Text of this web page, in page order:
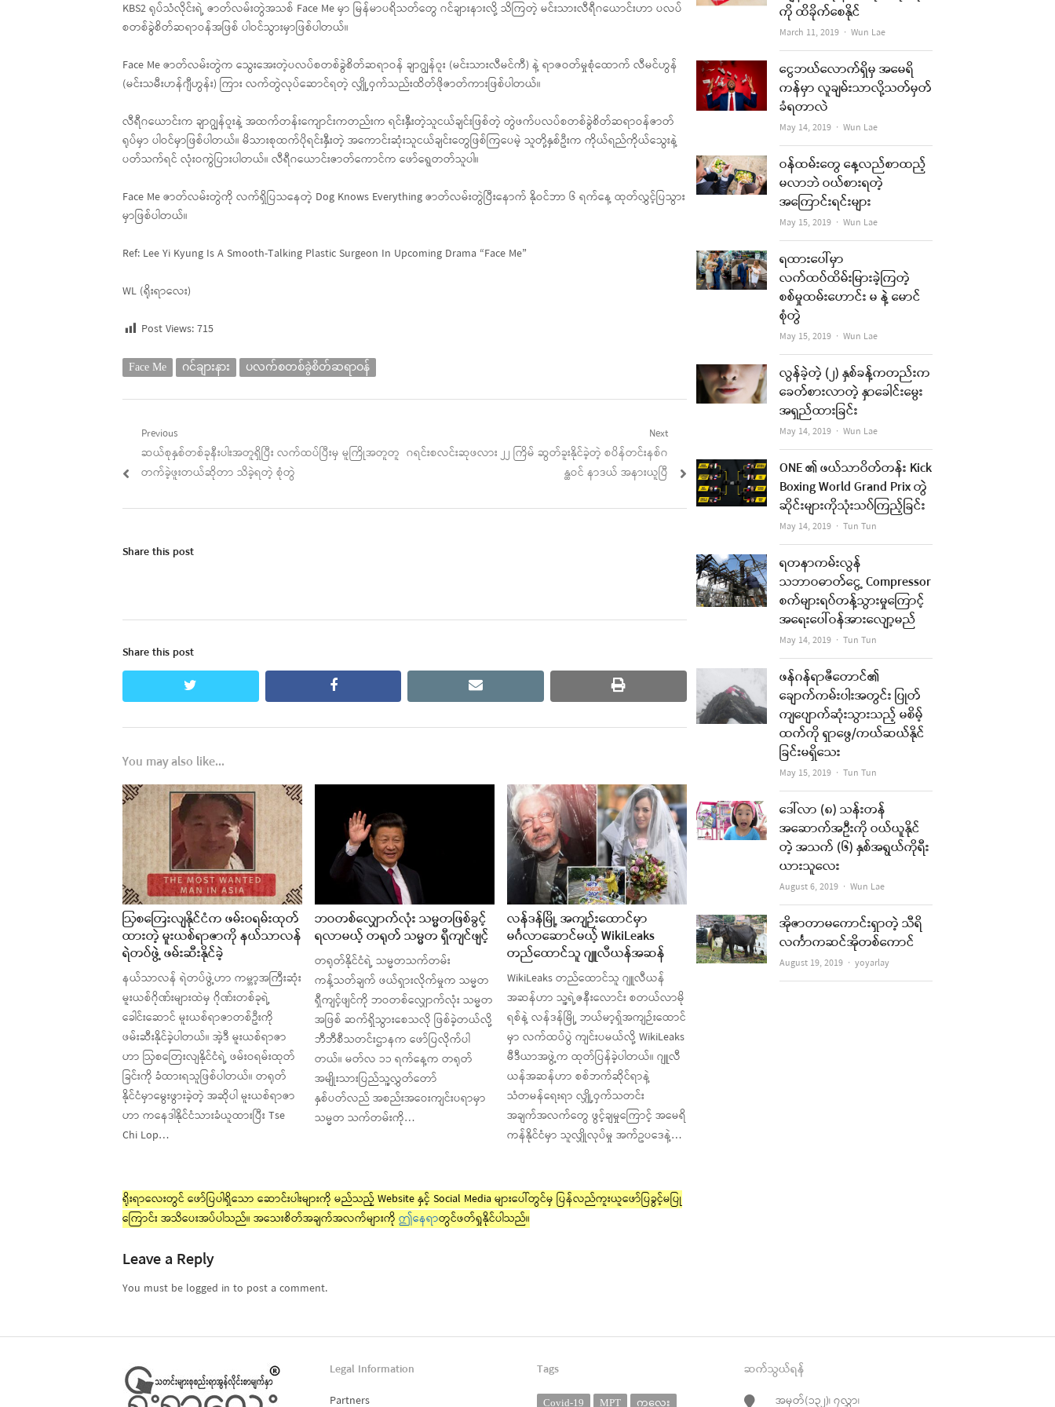
KBS2 ရုပ်သံလိုင်းရဲ့ ဇာတ်လမ်းတွဲအသစ် Face Me မှာ မြန်မာပရိသတ်တွေ ဂင်ချားနားလို့ သိကြတဲ့ မင်းသားလီရီဂယောင်းဟာ ပလပ်
စတစ်ခွဲစိတ်ဆရာဝန်အဖြစ် ပါဝင်သွားမှာဖြစ်ပါတယ်။
Face Me ဇာတ်လမ်းတွဲက သွေးအေးတဲ့ပလပ်စတစ်ခွဲစိတ်ဆရာဝန် ချာဂျွန်ဝူး (မင်းသားလီမင်ကီ) နဲ့ ရာဇဝတ်မှုစုံထောက် လီမင်ဟွန်
(မင်းသမီးဟန်ဂျီဟွန်း) ကြား လက်တွဲလုပ်ဆောင်ရတဲ့ လျှို့ဝှက်သည်းထိတ်ဖိုဇာတ်ကားဖြစ်ပါတယ်။
လီရီဂယောင်းက ချာဂျွန်ဝူးနဲ့ အထက်တန်းကျောင်းကတည်းက ရင်းနှီးတဲ့သူငယ်ချင်းဖြစ်တဲ့ တွဲဖက်ပလပ်စတစ်ခွဲစိတ်ဆရာဝန်ဇာတ်
ရုပ်မှာ ပါဝင်မှာဖြစ်ပါတယ်။ မိသားစုထက်ပိုရင်းနှီးတဲ့ အကောင်းဆုံးသူငယ်ချင်းတွေဖြစ်ကြပေမဲ့ သူတို့နှစ်ဦးက ကိုယ်ရည်ကိုယ်သွေးနဲ့
ပတ်သက်ရင် လုံးဝကွဲပြားပါတယ်။ လီရီဂယောင်းဇာတ်ကောင်က ဖော်ရွေတတ်သူပါ။
Face Me ဇာတ်လမ်းတွဲကို လက်ရှိပြသနေတဲ့ Dog Knows Everything ဇာတ်လမ်းတွဲပြီးနောက် နိုဝင်ဘာ ၆ ရက်နေ့ ထုတ်လွှင့်ပြသွား
မှာဖြစ်ပါတယ်။
Ref: Lee Yi Kyung Is A Smooth-Talking Plastic Surgeon In Upcoming Drama “Face Me”
WL (ရိုးရာလေး)
Post Views:715
Face Me ဂင်ချားနား ပလက်စတစ်ခွဲစိတ်ဆရာဝန်
Post
navigation
Previous
Previous
post:
ဆယ်စုနှစ်တစ်ခုနီးပါးအတူရှိပြီး လက်ထပ်ပြီးမှ မူကြိုအတူတူ
တက်ခဲ့ဖူးတယ်ဆိုတာ သိခဲ့ရတဲ့ စုံတွဲ
Next
Next
ဂရင်းစလင်းဆုဖလား ၂၂ ကြိမ် ဆွတ်ခူးနိုင်ခဲ့တဲ့ စပိန်တင်းနစ်ဂ
န္ထဝင် နာဒယ် အနားယူပြီ
Share this post
Share this post
facebook email print
You may also like...
ဩစတြေးလျနိုင်ငံက ဖမ်းဝရမ်းထုတ်
ထားတဲ့ မူးယစ်ရာဇာကို နယ်သာလန်
ရဲတပ်ဖွဲ့ ဖမ်းဆီးနိုင်ခဲ့
နယ်သာလန် ရဲတပ်ဖွဲ့ဟာ ကမ္ဘာ့အကြီးဆုံး
မူးယစ်ဂိုဏ်းများထဲမှ ဂိုဏ်းတစ်ခုရဲ့
ခေါင်းဆောင် မူးယစ်ရာဇာတစ်ဦးကို
ဖမ်းဆီးနိုင်ခဲ့ပါတယ်။ အဲ့ဒီ မူးယစ်ရာဇာ
ဟာ ဩစတြေးလျနိုင်ငံရဲ့ ဖမ်းဝရမ်းထုတ်
ခြင်းကို ခံထားရသူဖြစ်ပါတယ်။ တရုတ်
နိုင်ငံမှာမွေးဖွားခဲ့တဲ့ အဆိုပါ မူးယစ်ရာဇာ
ဟာ ကနေဒါနိုင်ငံသားခံယူထားပြီး Tse
Chi Lop…
ဘဝတစ်လျှောက်လုံး သမ္မတဖြစ်ခွင့်
ရလာမယ့် တရုတ် သမ္မတ ရှီကျင်ဖျင့်
တရုတ်နိုင်ငံရဲ့ သမ္မတသက်တမ်း
ကန့်သတ်ချက် ဖယ်ရှားလိုက်မှုက သမ္မတ
ရှီကျင့်ဖျင်ကို ဘဝတစ်လျှောက်လုံး သမ္မတ
အဖြစ် ဆက်ရှိသွားစေသလို ဖြစ်ခဲ့တယ်လို့
ဘီဘီစီသတင်းဌာနက ဖော်ပြလိုက်ပါ
တယ်။ မတ်လ ၁၁ ရက်နေ့က တရုတ်
အမျိုးသားပြည်သူ့လွှတ်တော်
နှစ်ပတ်လည် အစည်းအဝေးကျင်းပရာမှာ
သမ္မတ သက်တမ်းကို…
လန်ဒန်မြို့ အကျဉ်းထောင်မှာ
မင်္ဂလာဆောင်မယ့် WikiLeaks
တည်ထောင်သူ ဂျူလီယန်အဆန်
WikiLeaks တည်ထောင်သူ ဂျူလီယန်
အဆန်ဟာ သူ့ရဲ့ဇနီးလောင်း စတယ်လာမို
ရစ်နဲ့ လန်ဒန်မြို့ ဘယ်မာ့ရှ်အကျဉ်းထောင်
မှာ လက်ထပ်ပွဲ ကျင်းပမယ်လို့ WikiLeaks
မီဒီယာအဖွဲ့က ထုတ်ပြန်ခဲ့ပါတယ်။ ဂျူလီ
ယန်အဆန်ဟာ စစ်ဘက်ဆိုင်ရာနဲ့
သံတမန်ရေးရာ လျှို့ဝှက်သတင်း
အချက်အလက်တွေ ဖွင့်ချမှုကြောင့် အမေရိ
ကန်နိုင်ငံမှာ သူလျှိုလုပ်မှု အက်ဥပဒေနဲ့…
ရိုးရာလေးတွင် ဖော်ပြပါရှိသော ဆောင်းပါးများကို မည်သည့် Website နှင့် Social Media များပေါ်တွင်မှ ပြန်လည်ကူးယူဖော်ပြခွင့်မပြု
ကြောင်း အသိပေးအပ်ပါသည်။ အသေးစိတ်အချက်အလက်များကို ဤနေရာတွင်ဖတ်ရှုနိုင်ပါသည်။
Leave a Reply
You must be logged in to post a comment.
ကို ထိခိုက်စေနိုင်
March 11, 2019 Author
Wun Lae
ငွေဘယ်လောက်ရှိမှ အမေရိ
ကန်မှာ လူချမ်းသာလို့သတ်မှတ်
ခံရတာလဲ
May 14, 2019 Author
Wun Lae
ဝန်ထမ်းတွေ နေ့လည်စာထည့်
မလာဘဲ ဝယ်စားရတဲ့
အကြောင်းရင်းများ
May 15, 2019 Author
Wun Lae
ရထားပေါ်မှာ
လက်ထပ်ထိမ်းမြားခဲ့ကြတဲ့
စစ်မှုထမ်းဟောင်း မ နဲ့ မောင်
စုံတွဲ
May 15, 2019 Author
Wun Lae
လွန်ခဲ့တဲ့ (၂) နှစ်ခန့်ကတည်းက
ခေတ်စားလာတဲ့ နှာခေါင်းမွေး
အရှည်ထားခြင်း
May 14, 2019 Author
Wun Lae
ONE ၏ ဖယ်သာဝိတ်တန်း Kick
Boxing World Grand Prix တွဲ
ဆိုင်းများကိုသုံးသပ်ကြည့်ခြင်း
May 14, 2019 Author
Tun Tun
ရတနာကမ်းလွန်
သဘာဝဓာတ်ငွေ့ Compressor
စက်များရပ်တန့်သွားမှုကြောင့်
အရေးပေါ်ဝန်အားလျော့မည်
May 14, 2019 Author
Tun Tun
ဖန်ဂန်ရာဇီတောင်၏
ချောက်ကမ်းပါးအတွင်း ပြုတ်
ကျပျောက်ဆုံးသွားသည့် မစိမ့်
ထက်ကို ရှာဖွေ/ကယ်ဆယ်နိုင်
ခြင်းမရှိသေး
May 15, 2019 Author
Tun Tun
ဒေါ်လာ (၈) သန်းတန်
အဆောက်အဦးကို ဝယ်ယူနိုင်
တဲ့ အသက် (၆) နှစ်အရွယ်ကိုရီး
ယားသူလေး
August 6, 2019 Author
Wun Lae
အိုဇာတာမကောင်းရှာတဲ့ သီရိ
လင်္ကာကဆင်အိုတစ်ကောင်
August 19, 2019 Author
yoyarlay
Legal Information
Partners
Tags
Covid-19 MPT ကလေး
ဆက်သွယ်ရန်
အမှတ်(၁၃၂)၊ ၇လွှာ၊